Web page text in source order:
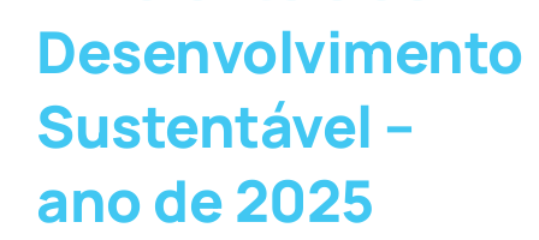
Desenvolvimento
Sustentável –
ano de 2025